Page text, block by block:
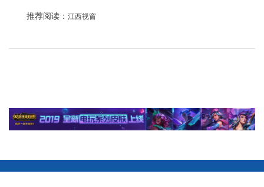
推荐阅读： 江西视窗